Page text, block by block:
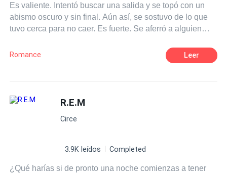
Es valiente. Intentó buscar una salida y se topó con un
abismo oscuro y sin final. Aún así, se sostuvo de lo que
tuvo cerca para no caer. Es fuerte. Se aferró a alguien
algún día cambiará. Pero es humano, no todo podrá
retenerlo en una sonrisa. A veces, es inevitable caer
Romance Leer
R.E.M
Circe
3.9K leídos Completed
¿Qué harías si de pronto una noche comienzas a tener